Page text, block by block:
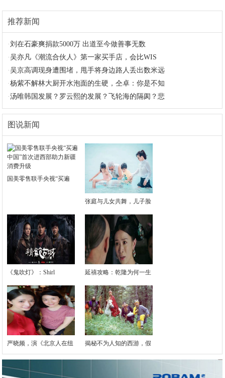
推荐新闻
·刘在石豪爽捐款5000万 出道至今做善事无数
·吴亦凡《潮流合伙人》第一家买手店，会比WIS
·吴京高调现身遭围堵，甩手将身边路人丢出数米远
·杨紫不解林大厨开水泡面的生硬，仝卓：你是不知
·汤唯韩国发展？罗云熙的发展？飞轮海的隔阂？悲
图说新闻
国美零售联手央视“买遍
张庭与儿女共舞，儿子脸
《鬼吹灯》：Shirl 延禧攻略：乾隆为何一生
严晓频，演《北京人在纽 揭秘不为人知的西游，假